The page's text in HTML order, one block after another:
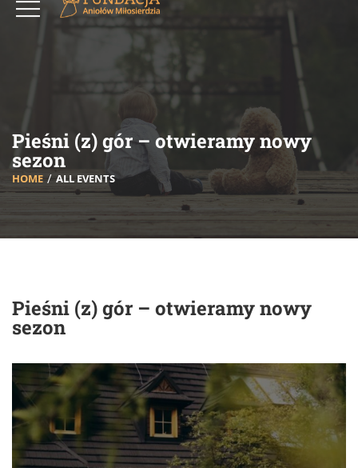
Pieśni (z) gór – otwieramy nowy
sezon
HOME ALL EVENTS
Pieśni (z) gór – otwieramy nowy
sezon